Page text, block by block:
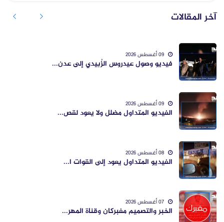
آخر المقالات
فيديو وصول عيدروس الزُبيدي إلى عدن...
الفيديو المتداول مضلل ولا يعود لقص...
الفيديو المتداول يعود إلى القوات ا...
الخبر والتصميم مفبركان وقناة المهر...